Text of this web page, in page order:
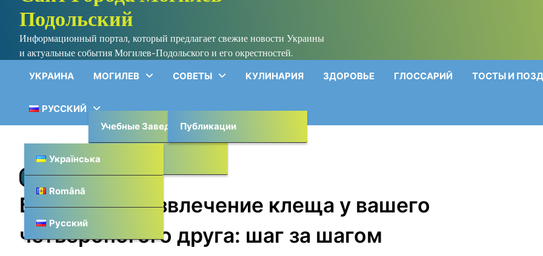
Подольский
Информационный портал, который предлагает свежие новости Украины
и актуальные события Могилев-Подольского и его окрестностей.
УКРАИНА МОГИЛЕВ
Учебные Заведения
СОВЕТЫ
Публикации
КУЛИНАРИЯ ЗДОРОВЬЕ ГЛОССАРИЙ ТОСТЫ И
РУССКИЙ
Українська
Română
Русский
СОВЕТЫ
Безопасное извлечение клеща у вашего
четвероногого друга: шаг за шагом